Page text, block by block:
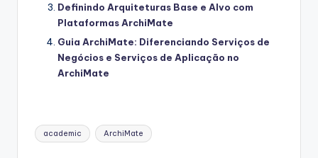
Definindo Arquiteturas Base e Alvo com
Plataformas ArchiMate
Guia ArchiMate: Diferenciando Serviços de
Negócios e Serviços de Aplicação no
ArchiMate
Tags:
academic ArchiMate